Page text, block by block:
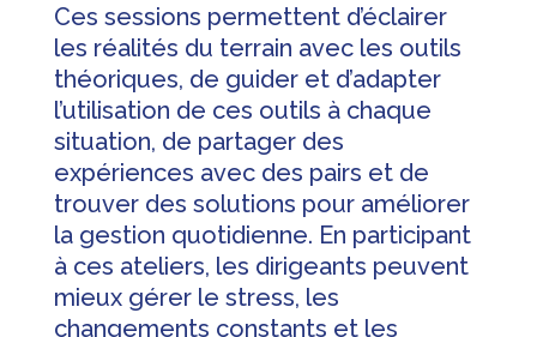
Ces sessions permettent d’éclairer
les réalités du terrain avec les outils
théoriques, de guider et d’adapter
l’utilisation de ces outils à chaque
situation, de partager des
expériences avec des pairs et de
trouver des solutions pour améliorer
la gestion quotidienne. En participant
à ces ateliers, les dirigeants peuvent
mieux gérer le stress, les
changements constants et les